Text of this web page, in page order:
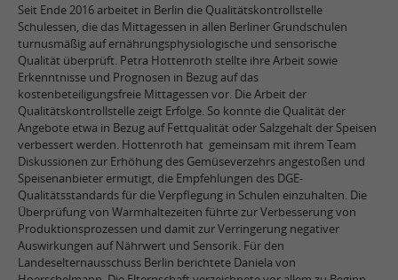
Seit Ende 2016 arbeitet in Berlin die Qualitätskontrollstelle
Schulessen, die das Mittagessen in allen Berliner Grundschulen
turnusmäßig auf ernährungsphysiologische und sensorische
Qualität überprüft. Petra Hottenroth stellte ihre Arbeit sowie
Erkenntnisse und Prognosen in Bezug auf das
kostenbeteiligungsfreie Mittagessen vor. Die Arbeit der
Qualitätskontrollstelle zeigt Erfolge. So konnte die Qualität der
Angebote etwa in Bezug auf Fettqualität oder Salzgehalt der Speisen
verbessert werden. Hottenroth hat gemeinsam mit ihrem Team
Diskussionen zur Erhöhung des Gemüseverzehrs angestoßen und
Speisenanbieter ermutigt, die Empfehlungen des DGE-
Qualitätsstandards für die Verpflegung in Schulen einzuhalten. Die
Überprüfung von Warmhaltezeiten führte zur Verbesserung von
Produktionsprozessen und damit zur Verringerung negativer
Auswirkungen auf Nährwert und Sensorik. Für den
Landeselternausschuss Berlin berichtete Daniela von